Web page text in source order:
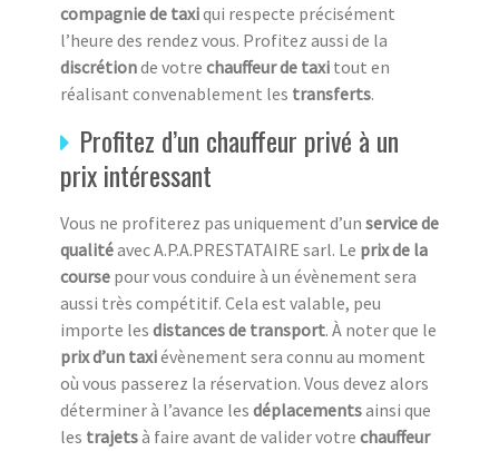
compagnie de taxiqui respecte précisément
l’heure des rendez vous. Profitez aussi de la
discrétionde votre chauffeur de taxi tout en
réalisant convenablement les transferts.
Profitez d’un chauffeur privé à un
prix intéressant
Vous ne profiterez pas uniquement d’un service de
qualitéavec A.P.A.PRESTATAIRE sarl. Le prix de la
course pour vous conduire à un évènement sera
aussi très compétitif. Cela est valable, peu
importe les distances de transport. À noter que le
prix d’un taxiévènement sera connu au moment
où vous passerez la réservation. Vous devez alors
déterminer à l’avance les déplacementsainsi que
les trajetsà faire avant de valider votre chauffeur